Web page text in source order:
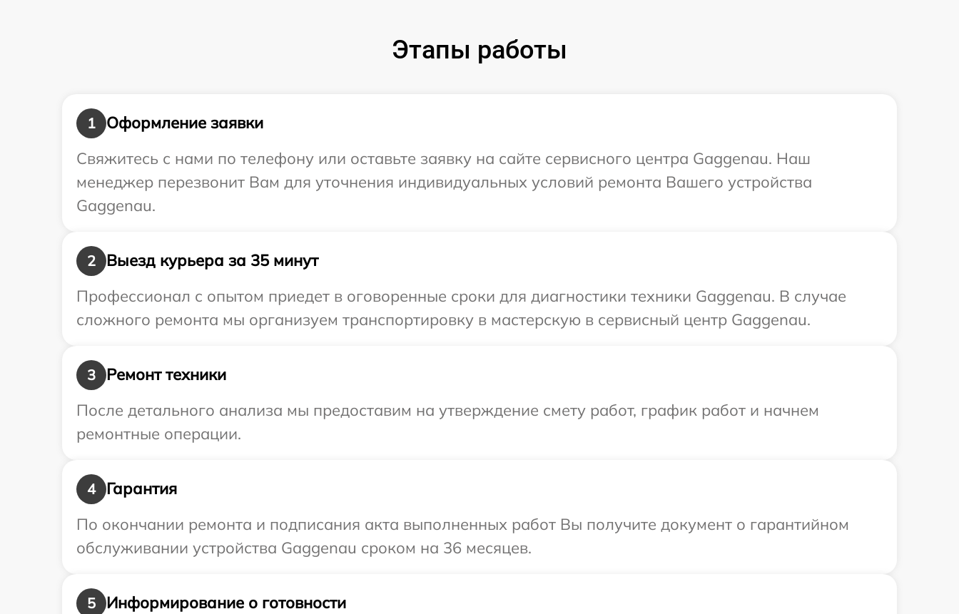
Этапы работы
1
Оформление заявки
Свяжитесь с нами по телефону или оставьте заявку на сайте сервисного центра Gaggenau. Наш
менеджер перезвонит Вам для уточнения индивидуальных условий ремонта Вашего устройства
Gaggenau.
2
Выезд курьера за 35 минут
Профессионал с опытом приедет в оговоренные сроки для диагностики техники Gaggenau. В случае
сложного ремонта мы организуем транспортировку в мастерскую в сервисный центр Gaggenau.
3
Ремонт техники
После детального анализа мы предоставим на утверждение смету работ, график работ и начнем
ремонтные операции.
4
Гарантия
По окончании ремонта и подписания акта выполненных работ Вы получите документ о гарантийном
обслуживании устройства Gaggenau сроком на 36 месяцев.
5
Информирование о готовности